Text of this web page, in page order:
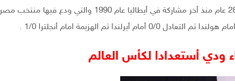
يعود له الفراعنة بعد غياب طويل أمتد ل28 عام منذ أخر مشاركة في أيطاليا عام 1990 والتي ودع فيها منتخب مصر
أستعدادا لكأس العالم